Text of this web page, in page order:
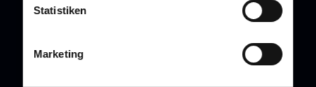
Statistiken
Marketing